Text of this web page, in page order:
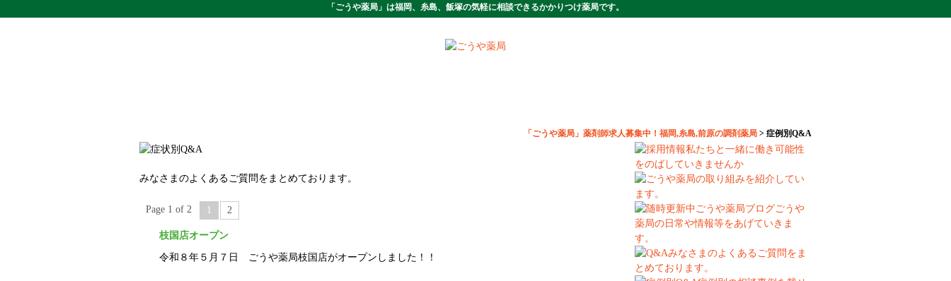
「ごうや薬局」は福岡、糸島、飯塚の気軽に相談できるかかりつけ薬局です。
「ごうや薬局」薬剤師求人募集中！福岡,糸島,前原の調剤薬局 > 症例別Q&A
みなさまのよくあるご質問をまとめております。
Page 1 of 2 1 2
枝国店オープン
令和８年５月７日 ごうや薬局枝国店がオープンしました！！